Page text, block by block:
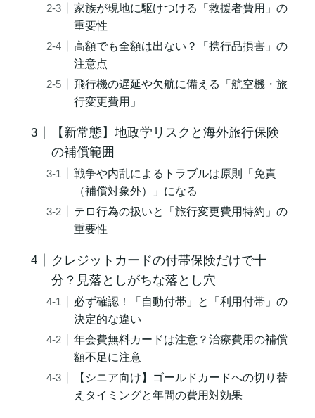
家族が現地に駆けつける「救援者費用」の
重要性
高額でも全額は出ない？「携行品損害」の
注意点
飛行機の遅延や欠航に備える「航空機・旅
行変更費用」
【新常態】地政学リスクと海外旅行保険
の補償範囲
戦争や内乱によるトラブルは原則「免責
（補償対象外）」になる
テロ行為の扱いと「旅行変更費用特約」の
重要性
クレジットカードの付帯保険だけで十
分？見落としがちな落とし穴
必ず確認！「自動付帯」と「利用付帯」の
決定的な違い
年会費無料カードは注意？治療費用の補償
額不足に注意
【シニア向け】ゴールドカードへの切り替
えタイミングと年間の費用対効果